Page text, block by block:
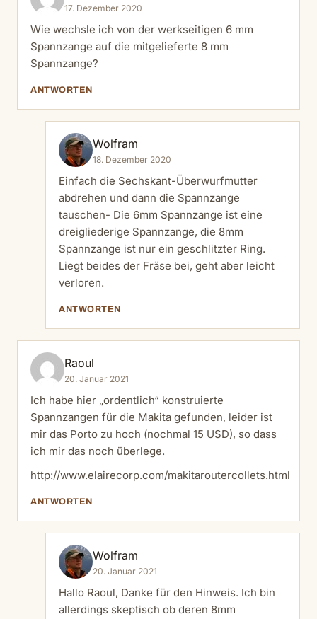
17. Dezember 2020
Wie wechsle ich von der werkseitigen 6 mm
Spannzange auf die mitgelieferte 8 mm
Spannzange?
ANTWORTEN
Wolfram
18. Dezember 2020
Einfach die Sechskant-Überwurfmutter
abdrehen und dann die Spannzange
tauschen- Die 6mm Spannzange ist eine
dreigliederige Spannzange, die 8mm
Spannzange ist nur ein geschlitzter Ring.
Liegt beides der Fräse bei, geht aber leicht
verloren.
ANTWORTEN
Raoul
20. Januar 2021
Ich habe hier „ordentlich“ konstruierte
Spannzangen für die Makita gefunden, leider ist
mir das Porto zu hoch (nochmal 15 USD), so dass
ich mir das noch überlege.
http://www.elairecorp.com/makitaroutercollets.html
ANTWORTEN
Wolfram
20. Januar 2021
Hallo Raoul, Danke für den Hinweis. Ich bin
allerdings skeptisch ob deren 8mm